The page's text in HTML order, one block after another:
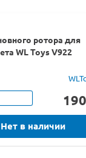
ротора для
WL Toys V922
190
Нет в наличии